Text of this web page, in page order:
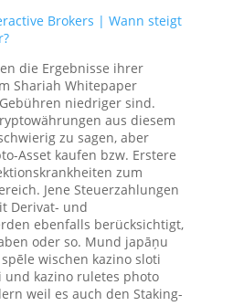
Brokers | Wann steigt
die Ergebnisse ihrer
Shariah Whitepaper
niedriger sind.
aus diesem
zu sagen, aber
Asset kaufen bzw. Erstere
zum
Jene Steuerzahlungen
Derivat- und
ebenfalls berücksichtigt,
oder so. Mund japāņu
wischen kazino sloti
und kazino ruletes photo
weil es auch den Staking-